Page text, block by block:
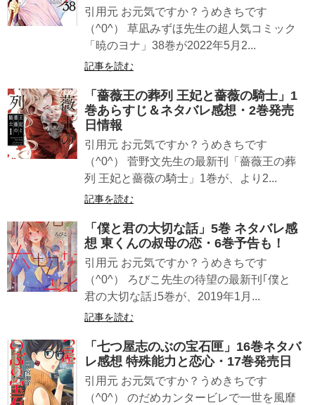
引用元 お元気ですか？うめきちです
（^0^） 草凪みずほ先生の超人気コミック
「暁のヨナ」38巻が2022年5月2...
記事を読む
「薔薇王の葬列 王妃と薔薇の騎士」1
巻あらすじ＆ネタバレ感想・2巻発売
日情報
引用元 お元気ですか？うめきちです
（^0^） 菅野文先生の最新刊「薔薇王の葬
列 王妃と薔薇の騎士」1巻が、より2...
記事を読む
「僕と君の大切な話」5巻 ネタバレ感
想 東くんの叔母の恋・6巻予告も！
引用元 お元気ですか？うめきちです
（^0^） ろびこ先生の待望の最新刊｢僕と
君の大切な話｣5巻が、2019年1月...
記事を読む
「七つ屋志のぶの宝石匣」16巻ネタバ
レ感想 特殊能力と恋心・17巻発売日
引用元 お元気ですか？うめきちです
（^0^） のだめカンタービレで一世を風靡